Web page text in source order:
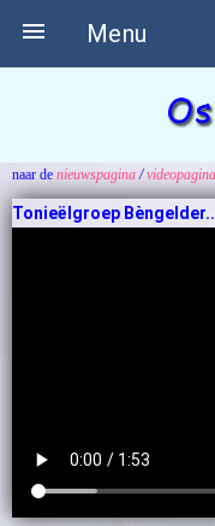
Menu

naar de nieuwspagina/videopagina
Tonieëlgroep